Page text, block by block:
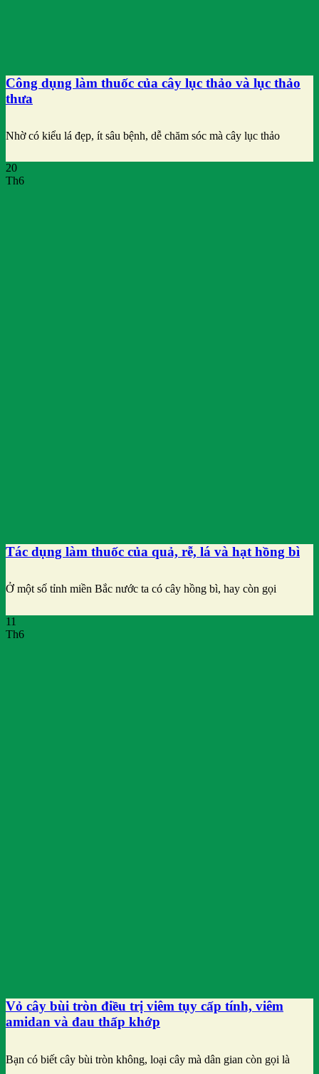
Công dụng làm thuốc của cây lục thảo và lục thảo
thưa
Nhờ có kiểu lá đẹp, ít sâu bệnh, dễ chăm sóc mà cây lục thảo
20
Th6
Tác dụng làm thuốc của quả, rễ, lá và hạt hồng bì
Ở một số tỉnh miền Bắc nước ta có cây hồng bì, hay còn gọi
11
Th6
Vỏ cây bùi tròn điều trị viêm tụy cấp tính, viêm
amidan và đau thấp khớp
Bạn có biết cây bùi tròn không, loại cây mà dân gian còn gọi là